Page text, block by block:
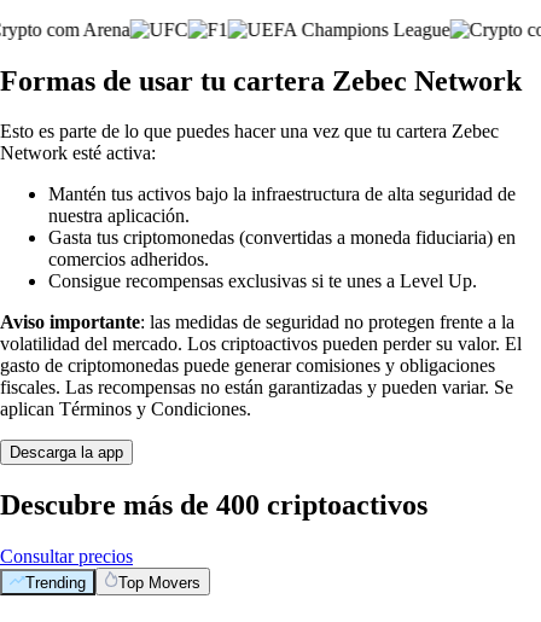
Formas de usar tu cartera Zebec Network
Esto es parte de lo que puedes hacer una vez que tu cartera Zebec
Network esté activa:
Mantén tus activos bajo la infraestructura de alta seguridad de
nuestra aplicación.
Gasta tus criptomonedas (convertidas a moneda fiduciaria) en
comercios adheridos.
Consigue recompensas exclusivas si te unes a Level Up.
Aviso importante: las medidas de seguridad no protegen frente a la
volatilidad del mercado. Los criptoactivos pueden perder su valor. El
gasto de criptomonedas puede generar comisiones y obligaciones
fiscales. Las recompensas no están garantizadas y pueden variar. Se
aplican Términos y Condiciones.
Descarga la app
Descubre más de 400 criptoactivos
Consultar precios
Trending Top Movers